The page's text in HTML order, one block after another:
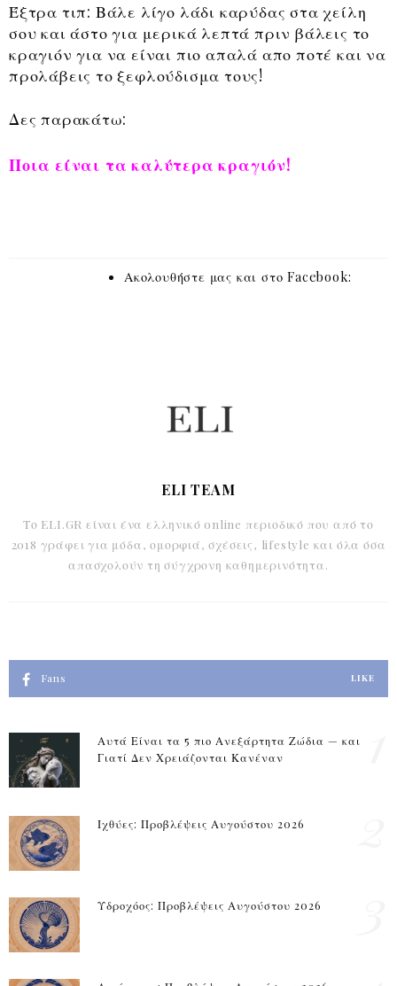
Έξτρα τιπ: Βάλε λίγο λάδι καρύδας στα χείλη
σου και άστο για μερικά λεπτά πριν βάλεις το
κραγιόν για να είναι πιο απαλά απο ποτέ και να
προλάβεις το ξεφλούδισμα τους!
Δες παρακάτω:
Ποια είναι τα καλύτερα κραγιόν!
Ακολουθήστε μας και στο Facebook:
ELI TEAM
Το ELI.GR είναι ένα ελληνικό online περιοδικό που από το
2018 γράφει για μόδα, ομορφιά, σχέσεις, lifestyle και όλα όσα
απασχολούν τη σύγχρονη καθημερινότητα.
Fans LIKE
Αυτά Είναι τα 5 πιο Ανεξάρτητα Ζώδια — και
Γιατί Δεν Χρειάζονται Κανέναν
Ιχθύες: Προβλέψεις Αυγούστου 2026
Υδροχόος: Προβλέψεις Αυγούστου 2026